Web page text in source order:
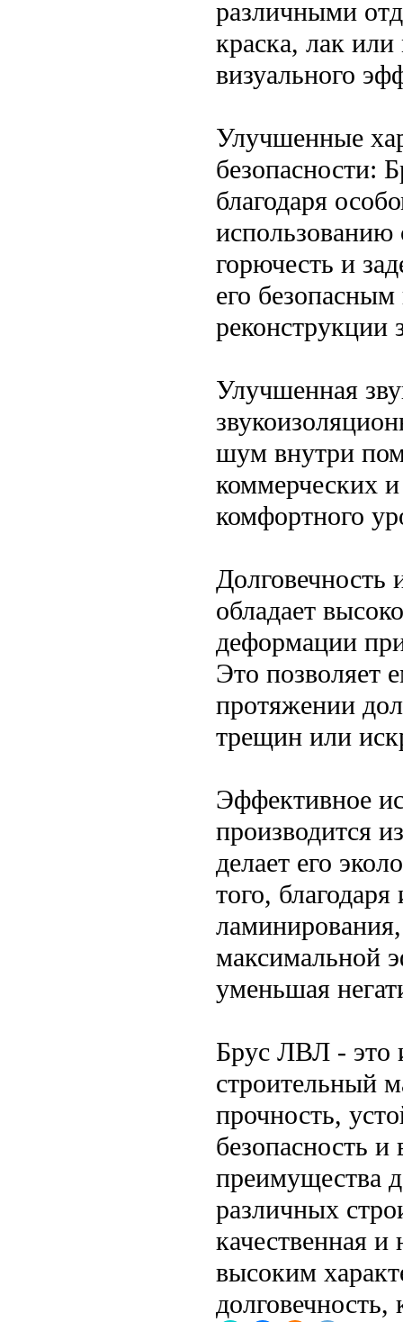
различными
краска, лак
визуального
Улучшенные
безопасности:
благодаря
горючесть и
его
реконструкции
Улучшенная
шум внутри
коммерческих
комфортного
обладает
деформации
Это позволяет
протяжении
трещин или
Эффективное
производится
делает его
того,
максимальной
уменьшая
Брус ЛВЛ - это
строительный
прочность,
безопасность
преимущества
различных
качественная
высоким
долговечность,